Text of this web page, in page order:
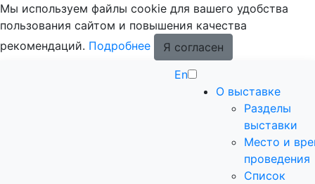
Мы используем файлы cookie для вашего удобства
пользования сайтом и повышения качества
рекомендаций. Подробнее
Я согласен
En
О выставке
Разделы
выставки
Место и
проведения
Список